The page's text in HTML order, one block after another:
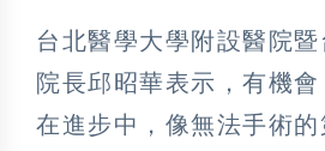
台北醫學大學附設醫院暨
院長邱昭華表示，有機
在進步中，像無法手術